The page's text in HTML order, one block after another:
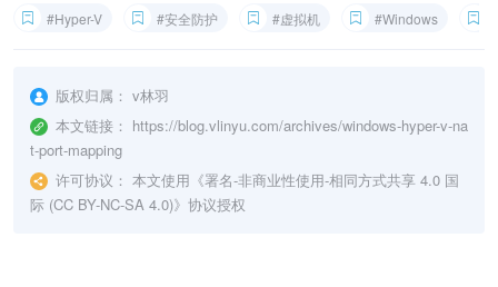
#Hyper-V #安全防护 #虚拟机 #Windows
版权归属： v林羽
本文链接： https://blog.vlinyu.com/archives/windows-hyper-v-na
t-port-mapping
许可协议： 本文使用《署名-非商业性使用-相同方式共享 4.0 国
际 (CC BY-NC-SA 4.0)》协议授权